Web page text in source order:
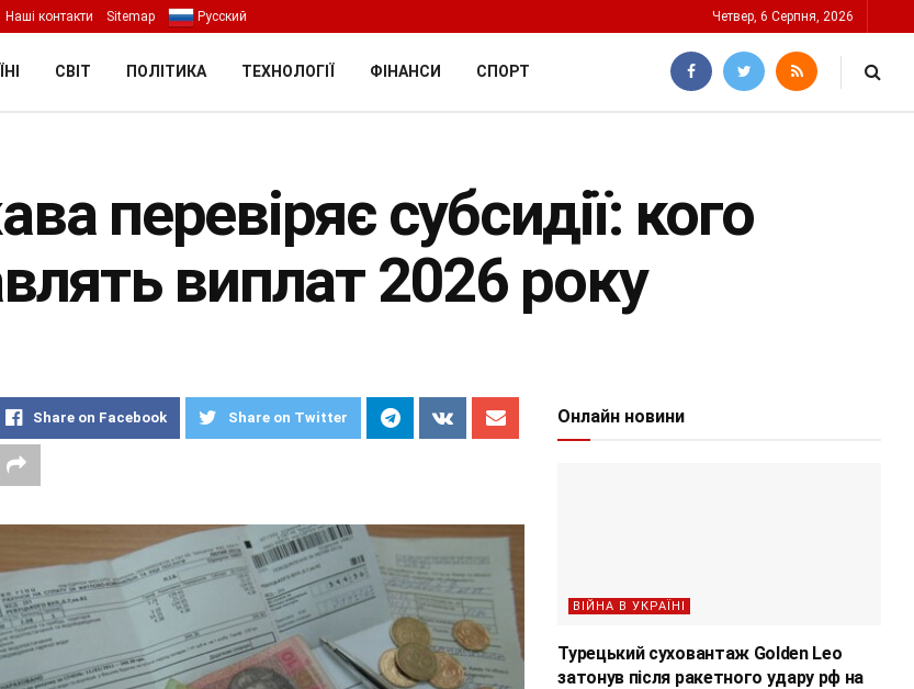
Наші контакти Sitemap Русский Четвер, 6 Серпня, 2026
СВІТ ПОЛІТИКА ТЕХНОЛОГІЇ ФІНАНСИ СПОРТ
перевіряє субсидії: кого
виплат 2026 року
Share on Facebook Share on Twitter Онлайн новини
ВІЙНА В УКРАЇНІ
Турецький суховантаж Golden Leo
затонув після ракетного удару рф на